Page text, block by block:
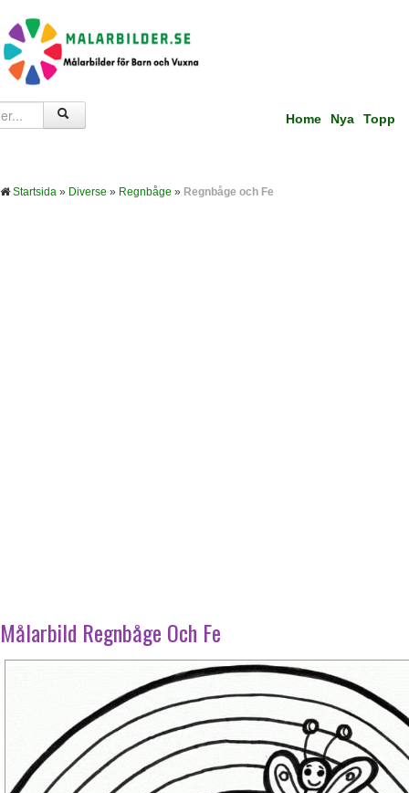
Home Nya Topp
Startsida » Diverse » Regnbåge » Regnbåge och Fe
Målarbild Regnbåge Och Fe